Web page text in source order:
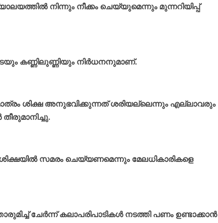
നിന്നും നീക്കം ചെയ്യുമെന്നും മുന്നറിയിപ്പ്
കണ്ണിലുണ്ണിയും നിര്‍ധനനുമാണ്.
ശിക്ഷ അനുഭവിക്കുന്നത് ശരിയല്ലെന്നും എല്ലാവരും
സമരം ചെയ്യണമെന്നും മേലധികാരികളെ
ചേര്‍ന്ന് കലാപരിപാടികള്‍ നടത്തി പണം ഉണ്ടാക്കാന്‍